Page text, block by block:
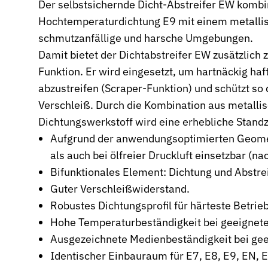
Wehrtechnik & Rüstung
Zuverlässige Dichtungen für sicherheitskritische Systeme
Stangendichtungen
Dichtungen für höchste Ansprüche in Hydraulik und Pneumatik
Sichere Abdichtung von Kolbenbewegungen in Hydraulik- und
O-Ringe
Universelle Dichtungslösung für vielfältige Anwendungen
Rotationsdichtungen
Dichtungslösungen für rotierende Wellen und Rotoren
Abstreifer
Effektiver Schutz vor Schmutz, Staub und Feuchtigkeit
Führungsringe
Präzise Führung von Kolben und Stangen, verhindert
Der selbstsichernde Dicht-Abstreifer EW
Hochtemperaturdichtung E9 mit einem
schmutzanfällige und harsche Umgebungen.
Damit bietet der Dichtabstreifer EW zusätzlich
Funktion. Er wird eingesetzt, um hartnäckig
abzustreifen (Scraper-Funktion) und schützt
Verschleiß. Durch die Kombination aus
Dichtungswerkstoff wird eine erhebliche
Aufgrund der anwendungsoptimierten
als auch bei ölfreier Druckluft einsetzbar
Bifunktionales Element: Dichtung und
Guter Verschleißwiderstand.
Robustes Dichtungsprofil für härteste
Hohe Temperaturbeständigkeit bei
Ausgezeichnete Medienbeständigkeit bei
Identischer Einbauraum für E7, E8, E9, EN,